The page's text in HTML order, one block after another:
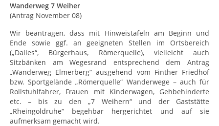
Wanderweg 7 Weiher
(Antrag November 08)
Wir beantragen, dass mit Hinweistafeln am Beginn und
Ende sowie ggf. an geeigneten Stellen im Ortsbereich
(„Dalles“, Bürgerhaus, Römerquelle), vielleicht auch
Sitzbänken am Wegesrand entsprechend dem Antrag
„Wanderweg Elmerberg“ ausgehend vom Finther Friedhof
bzw. Sportgelände „Römerquelle“ Wanderwege – auch für
Rollstuhlfahrer, Frauen mit Kinderwagen, Gehbehinderte
etc. – bis zu den „7 Weihern“ und der Gaststätte
„Rheingoldruhe“ begehbar hergerichtet und auf sie
aufmerksam gemacht wird.